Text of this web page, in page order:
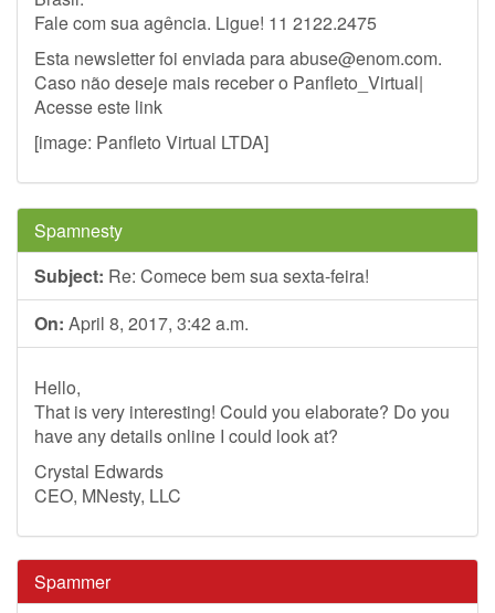
Fale com sua agência. Ligue! 11 2122.2475
Esta newsletter foi enviada paraabuse@enom.com.
Caso não deseje mais receber o Panfleto_Virtual|
Acesse este link
[image: Panfleto Virtual LTDA]
Spamnesty
Subject: Re: Comece bem sua sexta-feira!
On: April 8, 2017, 3:42 a.m.
Hello,
That is very interesting! Could you elaborate? Do you
have any details online I could look at?
Crystal Edwards
CEO, MNesty, LLC
Spammer